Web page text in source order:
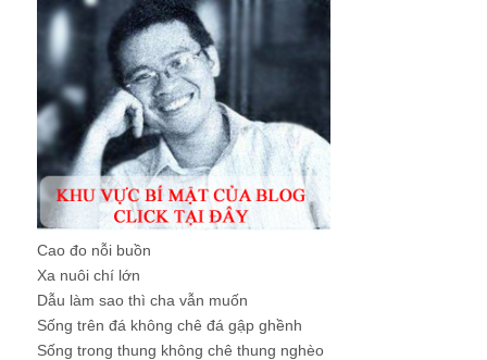
Cao đo nỗi buồn
Xa nuôi chí lớn
Dẫu làm sao thì cha vẫn muốn
Sống trên đá không chê đá gập ghềnh
Sống trong thung không chê thung nghèo